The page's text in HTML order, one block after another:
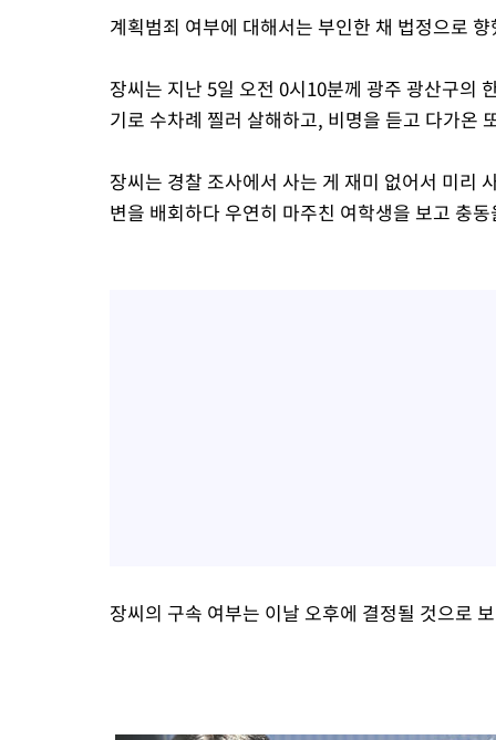
계획범죄 여부에 대해서는 부인한 채 법정으로
장씨는 지난 5일 오전 0시10분께 광주 광산구의
기로 수차례 찔러 살해하고, 비명을 듣고 다가온
장씨는 경찰 조사에서 사는 게 재미 없어서 미리
변을 배회하다 우연히 마주친 여학생을 보고 충
장씨의 구속 여부는 이날 오후에 결정될 것으로